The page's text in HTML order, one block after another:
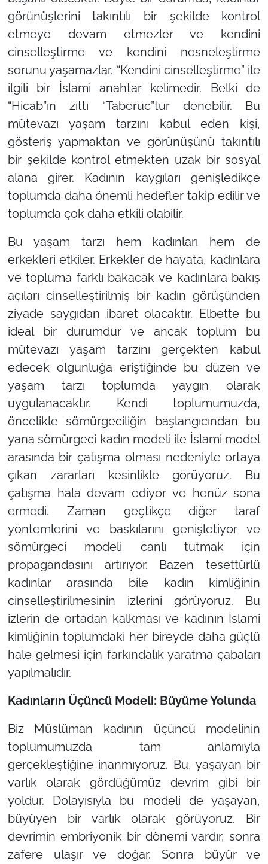
görünüşlerini takıntılı bir şekilde kontrol
etmeye devam etmezler ve kendini
cinselleştirme ve kendini nesneleştirme
sorunu yaşamazlar. “Kendini cinselleştirme” ile
ilgili bir İslami anahtar kelimedir. Belki de
“Hicab”ın zıttı “Taberuc”tur denebilir. Bu
mütevazı yaşam tarzını kabul eden kişi,
gösteriş yapmaktan ve görünüşünü takıntılı
bir şekilde kontrol etmekten uzak bir sosyal
alana girer. Kadının kaygıları genişledikçe
toplumda daha önemli hedefler takip edilir ve
toplumda çok daha etkili olabilir.
Bu yaşam tarzı hem kadınları hem de
erkekleri etkiler. Erkekler de hayata, kadınlara
ve topluma farklı bakacak ve kadınlara bakış
açıları cinselleştirilmiş bir kadın görüşünden
ziyade saygıdan ibaret olacaktır. Elbette bu
ideal bir durumdur ve ancak toplum bu
mütevazı yaşam tarzını gerçekten kabul
edecek olgunluğa eriştiğinde bu düzen ve
yaşam tarzı toplumda yaygın olarak
uygulanacaktır. Kendi toplumumuzda,
öncelikle sömürgeciliğin başlangıcından bu
yana sömürgeci kadın modeli ile İslami model
arasında bir çatışma olması nedeniyle ortaya
çıkan zararları kesinlikle görüyoruz. Bu
çatışma hala devam ediyor ve henüz sona
ermedi. Zaman geçtikçe diğer taraf
yöntemlerini ve baskılarını genişletiyor ve
sömürgeci modeli canlı tutmak için
propagandasını artırıyor. Bazen tesettürlü
kadınlar arasında bile kadın kimliğinin
cinselleştirilmesinin izlerini görüyoruz. Bu
izlerin de ortadan kalkması ve kadının İslami
kimliğinin toplumdaki her bireyde daha güçlü
hale gelmesi için farkındalık yaratma çabaları
yapılmalıdır.
Kadınların Üçüncü Modeli: Büyüme Yolunda
Biz Müslüman kadının üçüncü modelinin
toplumumuzda tam anlamıyla
gerçekleştiğine inanmıyoruz. Bu, yaşayan bir
varlık olarak gördüğümüz devrim gibi bir
yoldur. Dolayısıyla bu modeli de yaşayan,
büyüyen bir varlık olarak görüyoruz. Bir
devrimin embriyonik bir dönemi vardır, sonra
zafere ulaşır ve doğar. Sonra büyür ve